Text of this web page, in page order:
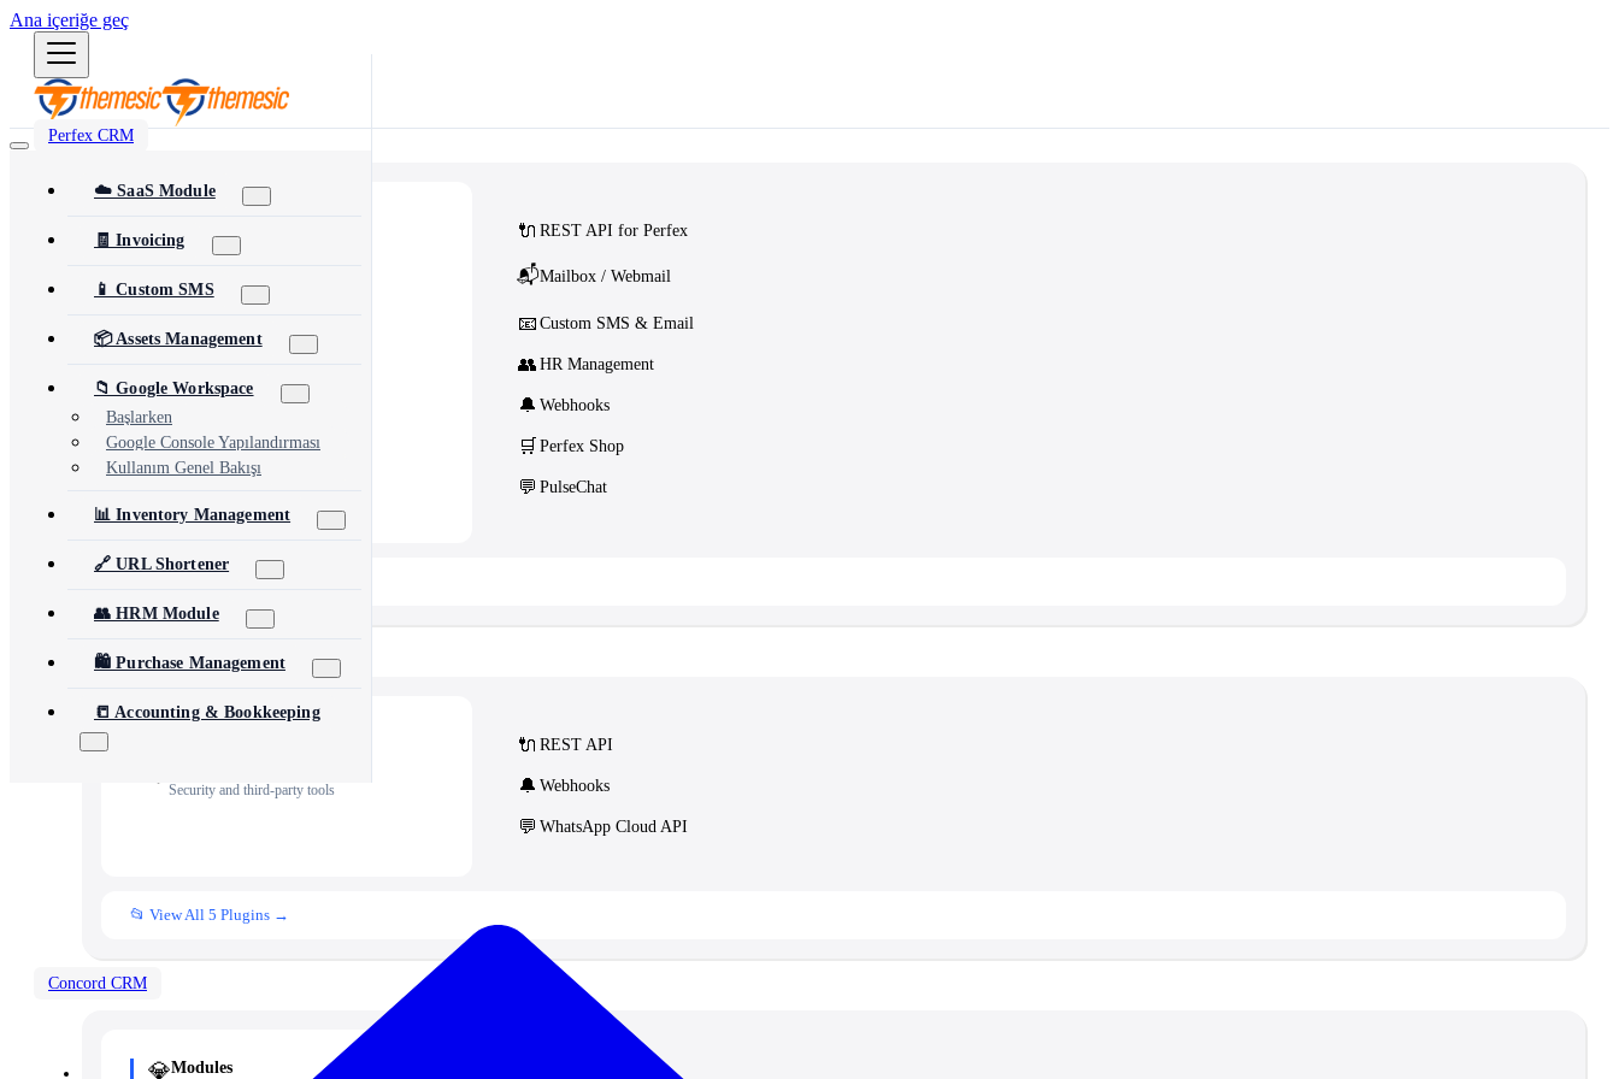
Ana içeriğe geç
Perfex CRM
Most popular modules and add-ons
Integrations
⚙️Automation & Tools
🎨 Themes & Security
UI customization & protection
🔌 REST API for Perfex
📬Mailbox / Webmail
📧 Custom SMS & Email
👥 HR Management
🔔 Webhooks
🛒 Perfex Shop
💬 PulseChat
📂 View All 40+ Modules →
Rise CRM
Security and third-party tools
🔌 REST API
🔔 Webhooks
💬 WhatsApp Cloud API
📂 View All 5 Plugins →
Concord CRM
💎Modules
☁️ SaaS Module
🧾 Invoicing
📱 Custom SMS
📦 Assets Management
📁 Google Workspace
Başlarken
Google Console Yapılandırması
Kullanım Genel Bakışı
📊 Inventory Management
🔗 URL Shortener
👥 HRM Module
🛍️ Purchase Management
📒 Accounting & Bookkeeping